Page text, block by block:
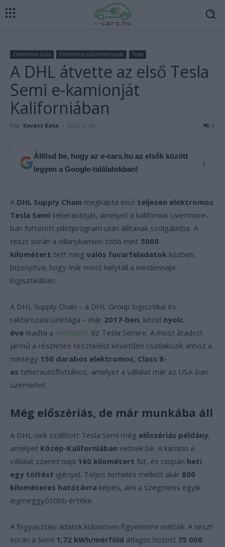
Elektromos autó Elektromos szállítmányozás Tesla
A DHL átvette az első Tesla
Semi e-kamionját
Kaliforniában
Írta: Kovács Kata - 2025-12-06 0
Állítsd be, hogy az e-cars.hu az elsők között
legyen a Google-találatokban!
›
A DHL Supply Chain megkapta első teljesen elektromos
Tesla Semi teherautóját, amelyet a kaliforniai Livermore-
ban futtatott pilotprogram után állítanak szolgálatba. A
teszt során a villanykamion több mint 5000
kilométert tett meg valós fuvarfeladatok közben,
bizonyítva, hogy már most helytáll a mindennapi
logisztikában.
A DHL Supply Chain – a DHL Group logisztikai és
raktározási üzletága – már 2017-ben, közel nyolc
éve leadta a rendelést tíz Tesla Semire. A most átadott
jármű a részletes tesztelést követően csatlakozik ahhoz a
mintegy 150 darabos elektromos, Class 8-
as teherautóflottához, amelyet a vállalat már az USA-ban
üzemeltet.
Még előszériás, de már munkába áll
A DHL-nek szállított Tesla Semi még előszériás példány,
amelyet Közép-Kaliforniában vetnek be. A kamion a
vállalat szerint napi 160 kilométert fut, és csupán heti
egy töltést igényel. Teljes terhelés mellett akár 800
kilométeres hatótávra képes, ami a szegmens egyik
legmeggyőzőbb értéke.
A fogyasztási adatok különösen figyelemre méltók: A teszt
során a Semi 1,72 kWh/mérföld átlagot hozott 75 000